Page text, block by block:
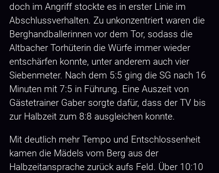
doch im Angriff stockte es in erster Linie im
Abschlussverhalten. Zu unkonzentriert waren die
Berghandballerinnen vor dem Tor, sodass die
Altbacher Torhüterin die Würfe immer wieder
entschärfen konnte, unter anderem auch vier
Siebenmeter. Nach dem 5:5 ging die SG nach 16
Minuten mit 7:5 in Führung. Eine Auszeit von
Gästetrainer Gaber sorgte dafür, dass der TV bis
zur Halbzeit zum 8:8 ausgleichen konnte.
Mit deutlich mehr Tempo und Entschlossenheit
kamen die Mädels vom Berg aus der
Halbzeitansprache zurück aufs Feld. Über 10:10